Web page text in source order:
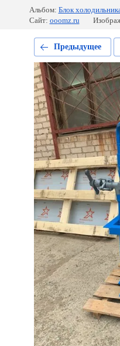
Альбом: Блок
Сайт: ooomz.ru
Предыдущее